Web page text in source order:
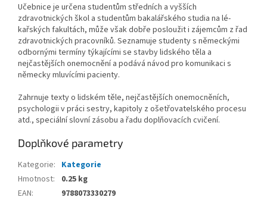
Učebnice je určena studentům středních a vyšších
zdravotnických škol a studentům bakalářského studia na lé­
kařských fakultách, může však dobře posloužit i zájemcům z řad
zdravotnických pracovníků. Seznamuje studenty s němec­kými
odbornými termíny týkajícími se stavby lidského těla a
nejčastějších onemocnění a podává návod pro komunikaci s
německy mluvícími pacienty.
Zahrnuje texty o lidském těle, nejčastějších onemocněních,
psychologii v práci sestry, kapitoly z ošetřovatelského procesu
atd., speciální slovní zásobu a řadu doplňovacích cvičení.
Doplňkové parametry
Kategorie: Kategorie
Hmotnost:
0.25 kg
EAN: 9788073330279